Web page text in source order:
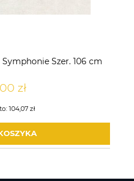
Szer. 106 cm
zł
104,07 zł